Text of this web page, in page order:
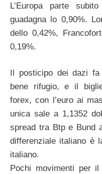
L’Europa parte
guadagna lo 0,90%.
dello 0,42%,
0,19%.
Il posticipo dei dazi
bene rifugio, e il
forex, con l’euro ai
unica sale a 1,1352
spread tra Btp e Bund
differenziale italiano è
italiano.
Pochi movimenti per